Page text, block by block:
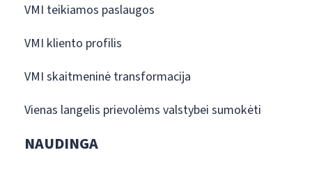
VMI teikiamos paslaugos
VMI kliento profilis
VMI skaitmeninė transformacija
Vienas langelis prievolėms valstybei sumokėti
NAUDINGA